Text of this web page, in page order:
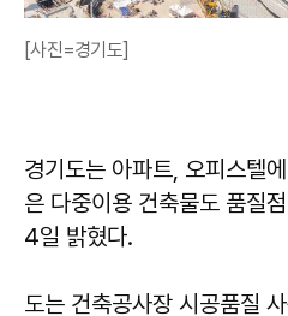
[사진=경기도]
경기도는 아파트, 오피스텔
은 다중이용 건축물도 품질
4일 밝혔다.
도는 건축공사장 시공품질